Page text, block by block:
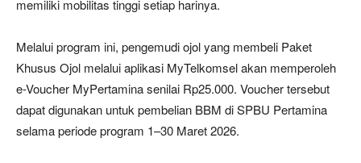
memiliki mobilitas tinggi setiap harinya.
Melalui program ini, pengemudi ojol yang membeli Paket
Khusus Ojol melalui aplikasi MyTelkomsel akan memperoleh
e-Voucher MyPertamina senilai Rp25.000. Voucher tersebut
dapat digunakan untuk pembelian BBM di SPBU Pertamina
selama periode program 1–30 Maret 2026.